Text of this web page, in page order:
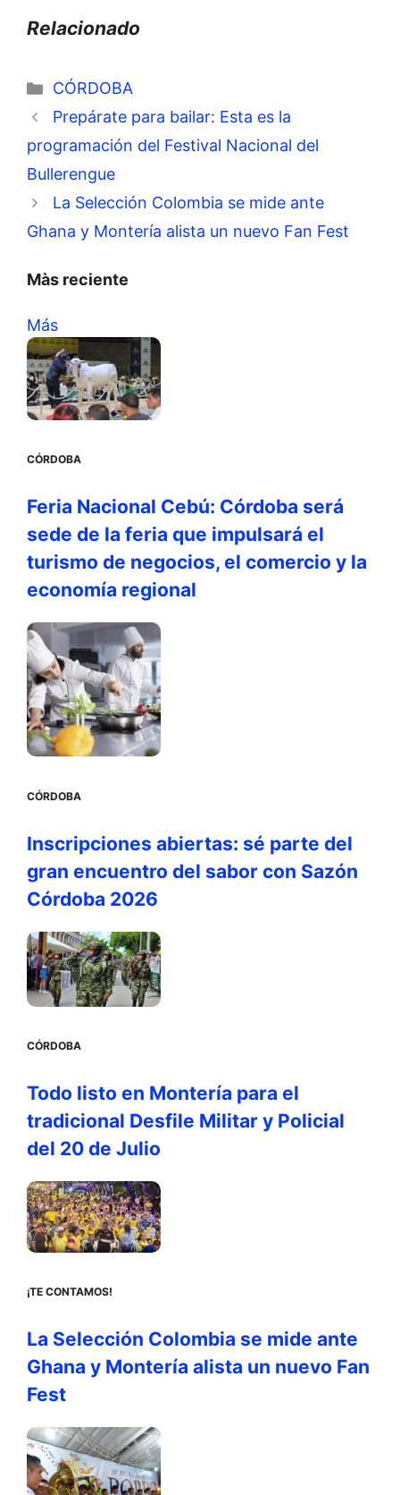
Relacionado
Categorías
CÓRDOBA
Prepárate para bailar: Esta es la
programación del Festival Nacional del
Bullerengue
La Selección Colombia se mide ante
Ghana y Montería alista un nuevo Fan Fest
Màs reciente
Más
CÓRDOBA
Feria Nacional Cebú: Córdoba será
sede de la feria que impulsará el
turismo de negocios, el comercio y la
economía regional
CÓRDOBA
Inscripciones abiertas: sé parte del
gran encuentro del sabor con Sazón
Córdoba 2026
CÓRDOBA
Todo listo en Montería para el
tradicional Desfile Militar y Policial
del 20 de Julio
¡TE CONTAMOS!
La Selección Colombia se mide ante
Ghana y Montería alista un nuevo Fan
Fest